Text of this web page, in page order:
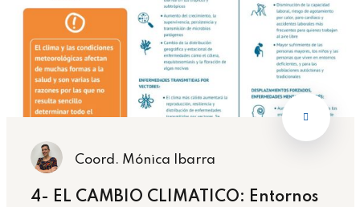
Coord. Mónica Ibarra
4- EL CAMBIO CLIMATICO: Entornos